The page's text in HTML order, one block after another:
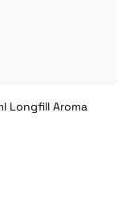
Longfill Aroma